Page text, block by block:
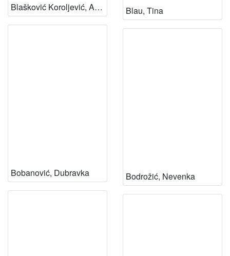
Blašković Koroljević, Alida Blau, Tina
Bobanović, Dubravka Bodrožić, Nevenka